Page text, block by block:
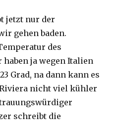
jetzt nur der
gehen baden.
des
ja wegen Italien
Grad, na dann kann es
nicht viel kühler
schreibt die